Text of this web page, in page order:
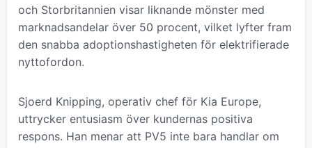
och Storbritannien visar liknande mönster med
marknadsandelar över 50 procent, vilket lyfter fram
den snabba adoptionshastigheten för elektrifierade
nyttofordon.
Sjoerd Knipping, operativ chef för Kia Europe,
uttrycker entusiasm över kundernas positiva
respons. Han menar att PV5 inte bara handlar om